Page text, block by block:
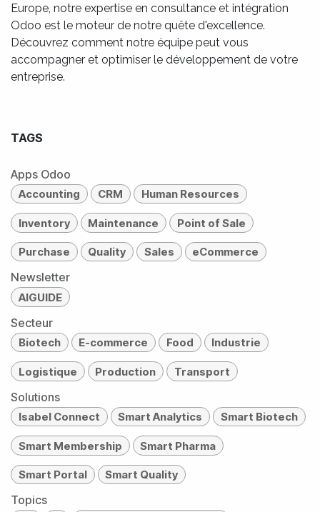
Europe, notre expertise en consultance et intégration
Odoo est le moteur de notre quête d'excellence.
Découvrez comment notre équipe peut vous
accompagner et optimiser le développement de votre
entreprise.
TAGS
Apps Odoo
Accounting CRM Human Resources
Inventory Maintenance Point of Sale
Purchase Quality Sales eCommerce
Newsletter
AIGUIDE
Secteur
Biotech E-commerce Food Industrie
Logistique Production Transport
Solutions
Isabel Connect Smart Analytics Smart Biotech
Smart Membership Smart Pharma
Smart Portal Smart Quality
Topics